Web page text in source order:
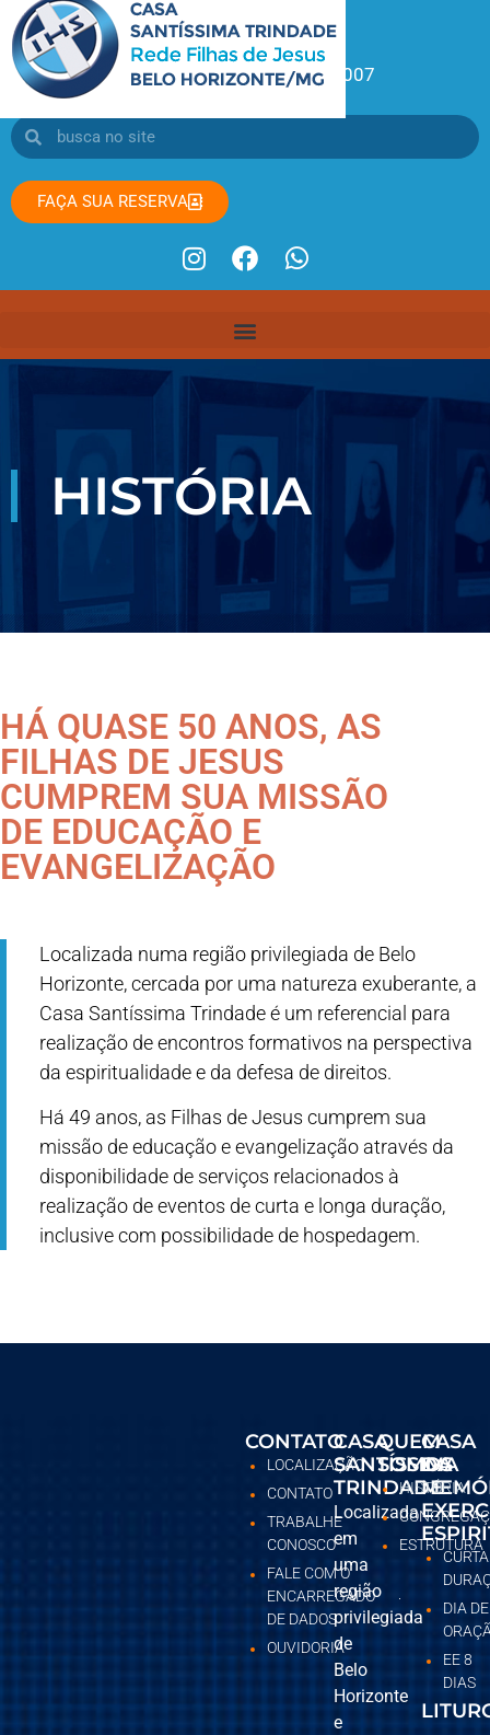
Atendimento: (31) 99196-0007
FAÇA SUA RESERVA
HISTÓRIA
HÁ QUASE 50 ANOS, AS
FILHAS DE JESUS
CUMPREM SUA MISSÃO
DE EDUCAÇÃO E
EVANGELIZAÇÃO
Localizada numa região privilegiada de Belo
Horizonte, cercada por uma natureza exuberante, a
Casa Santíssima Trindade é um referencial para
realização de encontros formativos na perspectiva
da espiritualidade e da defesa de direitos.
Há 49 anos, as Filhas de Jesus cumprem sua
missão de educação e evangelização através da
disponibilidade de serviços relacionados à
realização de eventos de curta e longa duração,
inclusive com possibilidade de hospedagem.
CASA
SANTÍSSIMA
TRINDADE
Localizada
em
uma
região
privilegiada
de
Belo
Horizonte
e
QUEM
SOMOS
HISTÓRIA
ESTRUTURA
CASA
DA
CURTA
DIA DE
EE 8
DIAS
CONTATO
LOCALIZAÇÃO
CONTATO
TRABALHE
CONOSCO
FALE COM O
ENCARREGADO
DE DADOS
OUVIDORIA